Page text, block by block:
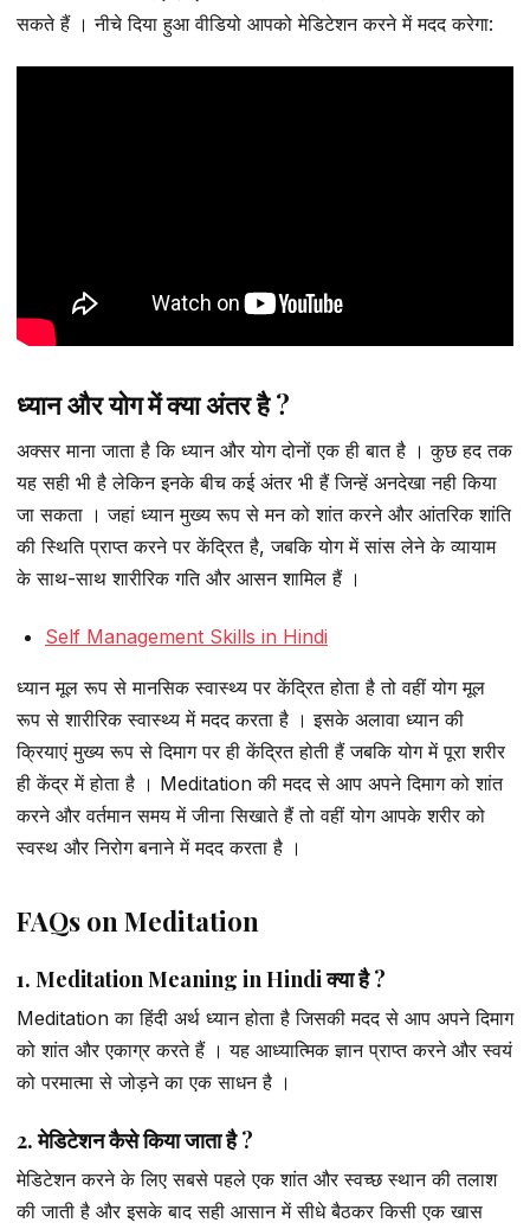
सकते हैं । नीचे दिया हुआ वीडियो आपको मेडिटेशन करने में मदद करेगा:
ध्यान और योग में क्या अंतर है ?
अक्सर माना जाता है कि ध्यान और योग दोनों एक ही बात है । कुछ हद तक
यह सही भी है लेकिन इनके बीच कई अंतर भी हैं जिन्हें अनदेखा नही किया
जा सकता । जहां ध्यान मुख्य रूप से मन को शांत करने और आंतरिक शांति
की स्थिति प्राप्त करने पर केंद्रित है, जबकि योग में सांस लेने के व्यायाम
के साथ-साथ शारीरिक गति और आसन शामिल हैं ।
Self Management Skills in Hindi
ध्यान मूल रूप से मानसिक स्वास्थ्य पर केंद्रित होता है तो वहीं योग मूल
रूप से शारीरिक स्वास्थ्य में मदद करता है । इसके अलावा ध्यान की
क्रियाएं मुख्य रूप से दिमाग पर ही केंद्रित होती हैं जबकि योग में पूरा शरीर
ही केंद्र में होता है । Meditation की मदद से आप अपने दिमाग को शांत
करने और वर्तमान समय में जीना सिखाते हैं तो वहीं योग आपके शरीर को
स्वस्थ और निरोग बनाने में मदद करता है ।
FAQs on Meditation
1. Meditation Meaning in Hindi क्या है ?
Meditation का हिंदी अर्थ ध्यान होता है जिसकी मदद से आप अपने दिमाग
को शांत और एकाग्र करते हैं । यह आध्यात्मिक ज्ञान प्राप्त करने और स्वयं
को परमात्मा से जोड़ने का एक साधन है ।
2. मेडिटेशन कैसे किया जाता है ?
मेडिटेशन करने के लिए सबसे पहले एक शांत और स्वच्छ स्थान की तलाश
की जाती है और इसके बाद सही आसान में सीधे बैठकर किसी एक खास